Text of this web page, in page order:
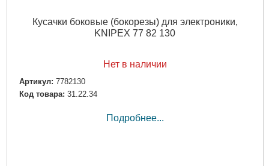
Кусачки боковые (бокорезы) для электроники,
KNIPEX 77 82 130
Нет в наличии
Артикул: 7782130
Код товара: 31.22.34
Подробнее...